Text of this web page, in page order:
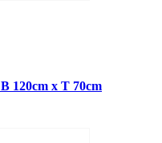
120cm x T 70cm